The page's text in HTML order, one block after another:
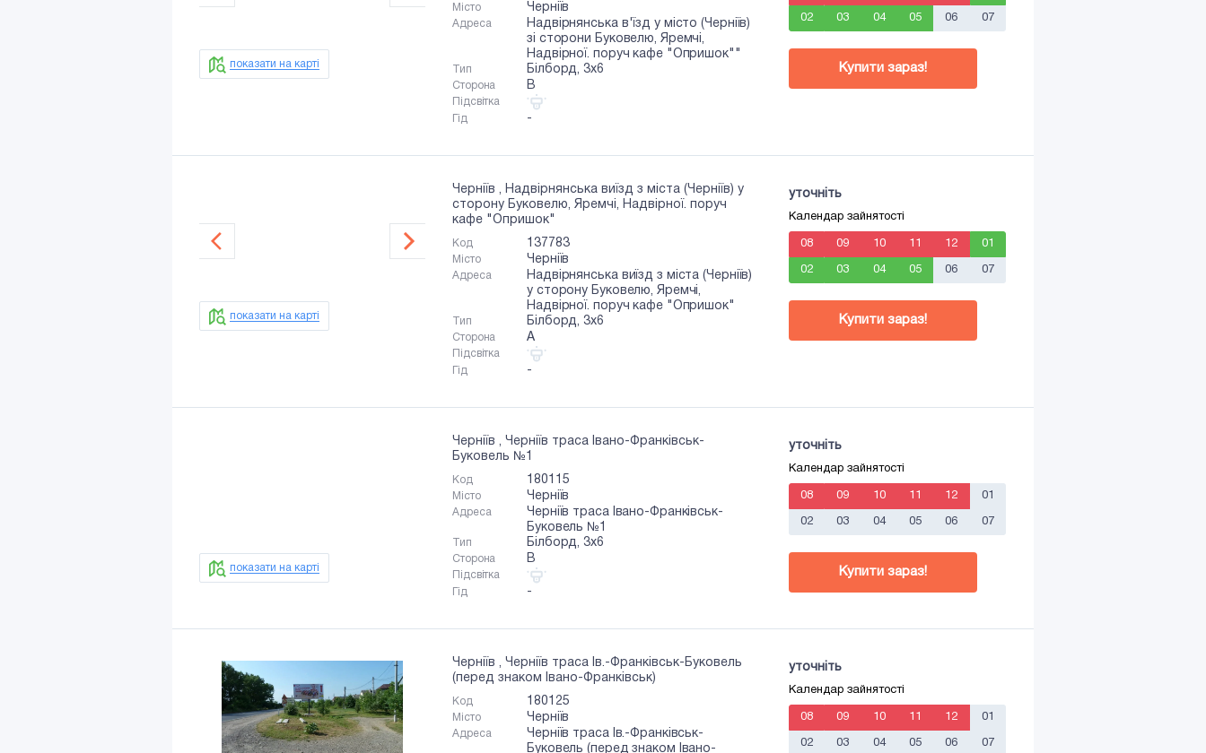
показати на карті
Місто Черніїв
Адреса
Надвірнянська в'їзд у місто (Черніїв)
зі сторони Буковелю, Яремчі,
Надвірної. поруч кафе "Опришок""
Тип Білборд, 3х6
Сторона B
Підсвітка
Гід
-
02 03 04 05 06 07
Купити зараз!
показати на карті
Черніїв , Надвірнянська виїзд з міста (Черніїв) у
сторону Буковелю, Яремчі, Надвірної. поруч
кафе "Опришок"
Код 137783
Місто Черніїв
Адреса
Надвірнянська виїзд з міста (Черніїв)
у сторону Буковелю, Яремчі,
Надвірної. поруч кафе "Опришок"
Тип Білборд, 3х6
Сторона A
Підсвітка
Гід
-
уточніть
Календар зайнятості
08 09 10 11 12 01
02 03 04 05 06 07
Купити зараз!
показати на карті
Черніїв , Черніїв траса Івано-Франківськ-
Буковель №1
Код 180115
Місто Черніїв
Адреса
Черніїв траса Івано-Франківськ-
Буковель №1
Тип Білборд, 3х6
Сторона B
Підсвітка
Гід
-
уточніть
Календар зайнятості
08 09 10 11 12 01
02 03 04 05 06 07
Купити зараз!
Черніїв , Черніїв траса Ів.-Франківськ-Буковель
(перед знаком Івано-Франківськ)
Код 180125
Місто Черніїв
Адреса
Черніїв траса Ів.-Франківськ-
Буковель (перед знаком Івано-
уточніть
Календар зайнятості
08 09 10 11 12 01
02 03 04 05 06 07